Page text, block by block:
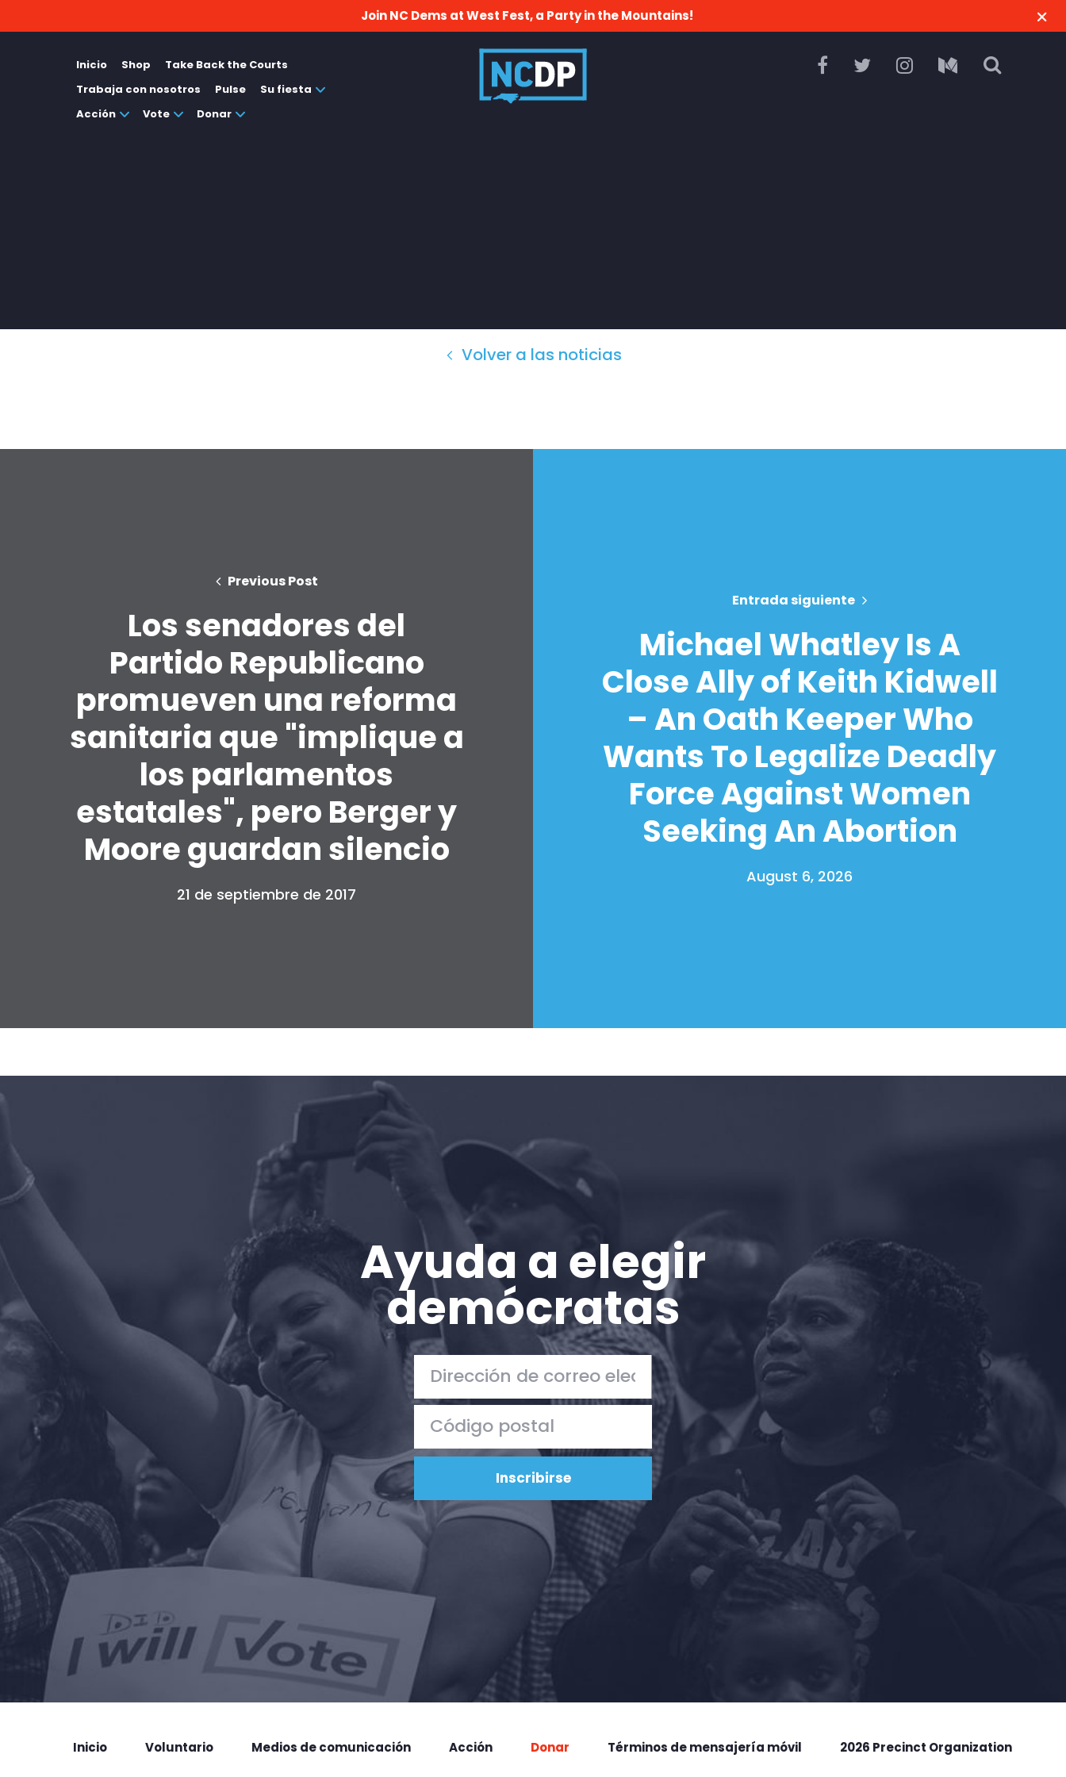
Take Back the Courts
Trabaja con nosotros
Pulse
Donar
Join NC Dems at West Fest, a Party in the Mountains!
Inicio Shop
Take Back the Courts
Trabaja con nosotros
Pulse
Su fiesta
Acción
Vote Donar
Volver a las noticias
Previous Post
Los senadores del
Partido Republicano
promueven una reforma
sanitaria que "implique a
los parlamentos
estatales", pero Berger y
Moore guardan silencio
21 de septiembre de 2017
Entrada siguiente
Michael Whatley Is A
Close Ally of Keith Kidwell
– An Oath Keeper Who
Wants To Legalize Deadly
Force Against Women
Seeking An Abortion
August 6, 2026
Ayuda a elegir
demócratas
Inicio Voluntario Medios de comunicación Acción Donar Términos de mensajería móvil 2026 Precinct Organization